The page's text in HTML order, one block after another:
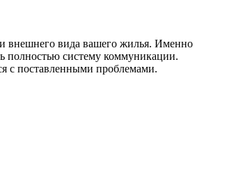
внешнего вида вашего жилья. Именно
полностью систему коммуникации.
с поставленными проблемами.